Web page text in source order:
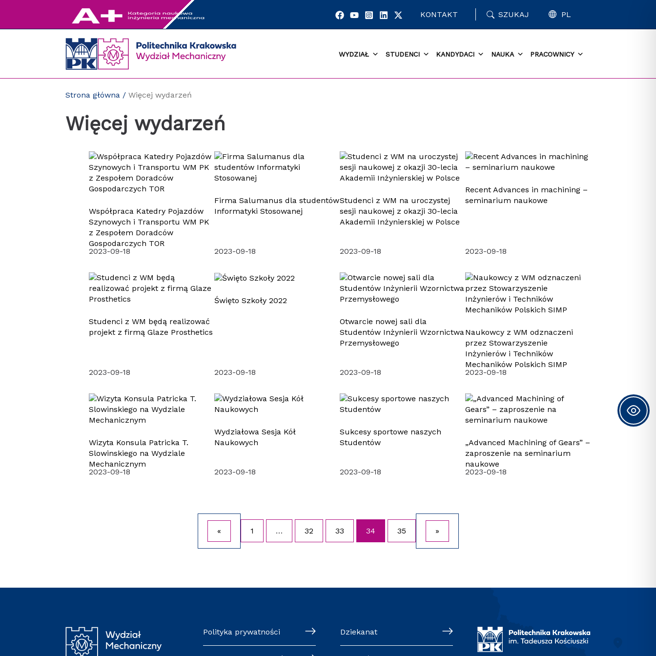
KONTAKT SZUKAJ PL
WYDZIAŁ STUDENCI KANDYDACI NAUKA PRACOWNICY
Strona główna /Więcej wydarzeń
Więcej wydarzeń
Współpraca Katedry Pojazdów
Szynowych i Transportu WM PK
z Zespołem Doradców
Gospodarczych TOR
2023-09-18
Firma Salumanus dla studentów
Informatyki Stosowanej
2023-09-18
Studenci z WM na uroczystej
sesji naukowej z okazji 30-lecia
Akademii Inżynierskiej w Polsce
2023-09-18
Recent Advances in machining –
seminarium naukowe
2023-09-18
Studenci z WM będą realizować
projekt z firmą Glaze Prosthetics
2023-09-18
Święto Szkoły 2022
2023-09-18
Otwarcie nowej sali dla
Studentów Inżynierii Wzornictwa
Przemysłowego
2023-09-18
Naukowcy z WM odznaczeni
przez Stowarzyszenie
Inżynierów i Techników
Mechaników Polskich SIMP
2023-09-18
Wizyta Konsula Patricka T.
Slowinskiego na Wydziale
Mechanicznym
2023-09-18
Wydziałowa Sesja Kół
Naukowych
2023-09-18
Sukcesy sportowe naszych
Studentów
2023-09-18
„Advanced Machining of Gears” –
zaproszenie na seminarium
naukowe
2023-09-18
« 1 … 32 33 34 35 »
Polityka prywatności Dziekanat